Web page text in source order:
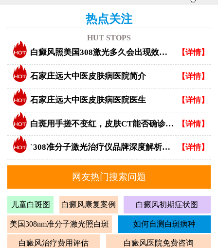
热点关注
HUT STOPS
白癜风照美国308激光多久会出现效果？ 【详情】
石家庄远大中医皮肤病医院简介 【详情】
石家庄远大中医皮肤病医院医生 【详情】
白斑用手搓不变红，皮肤CT能否确诊白癜风？ 【详情】
`308准分子激光治疗仪品牌深度解析：专业视角下的优选指南` 【详情】
网友热门搜索问题
儿童白斑图 白癜风康复案例 白癜风初期症状图
美国308nm准分子激光照白斑 如何自测白斑病种
白癜风治疗费用评估 白癜风医院免费咨询